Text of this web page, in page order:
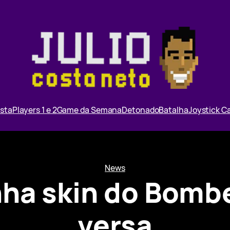
Players 1 e 2Game da SemanaDetonadoBatalhaJoystick
News
skin do